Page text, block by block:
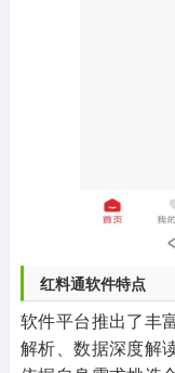
红料通软件特点
软件平台推出了丰
解析、数据深度解